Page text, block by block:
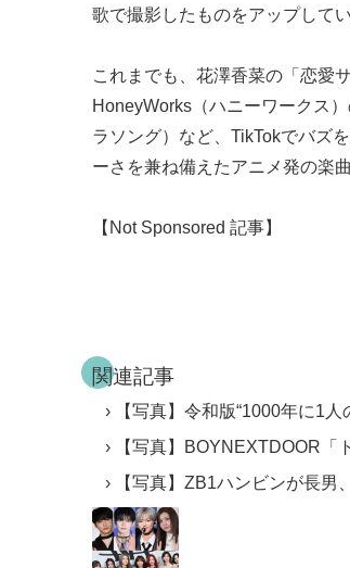
歌で撮影したものをアップしてい
これまでも、花澤香菜の「恋愛
HoneyWorks（ハニーワークス
ラソング）など、TikTokでバズ
ーさを兼ね備えたアニメ発の楽
【Not Sponsored 記事】
関連記事
【写真】令和版“1000年に1
【写真】BOYNEXTDOOR
【写真】ZB1ハンビンが長男